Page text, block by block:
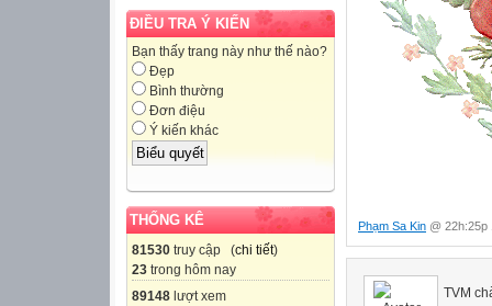
ĐIỀU TRA Ý KIẾN
Bạn thấy trang này như thế nào?
Đẹp
Bình thường
Đơn điệu
Ý kiến khác
THỐNG KÊ
81530 truy cập (chi tiết)
23 trong hôm nay
89148 lượt xem
Phạm Sa Kin @ 22h:25p
TVM